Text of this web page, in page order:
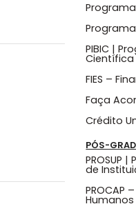
PIBIC |
Científica
FIES –
Faça
Crédito
PÓS-
PROSUP
de
PROCAP